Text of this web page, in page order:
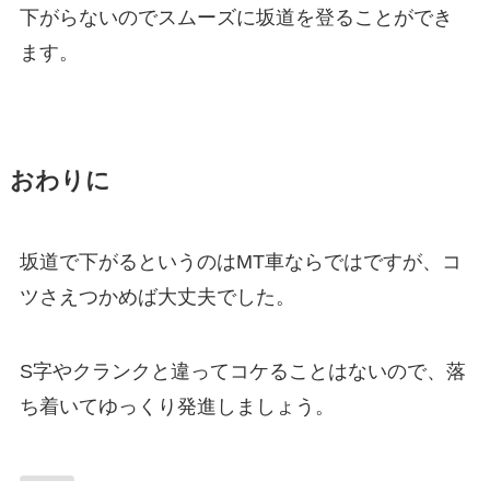
下がらないのでスムーズに坂道を登ることができ
ます。
おわりに
坂道で下がるというのはMT車ならではですが、コ
ツさえつかめば大丈夫でした。
S字やクランクと違ってコケることはないので、落
ち着いてゆっくり発進しましょう。